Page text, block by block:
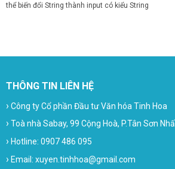
thể biến đổi String thành input có kiểu String
THÔNG TIN LIÊN HỆ
› Công ty Cổ phần Đầu tư Văn hóa Tinh Hoa
› Toà nhà Sabay, 99 Cộng Hoà, P.Tân Sơn
› Hotline: 0907 486 095
› Email: xuyen.tinhhoa@gmail.com